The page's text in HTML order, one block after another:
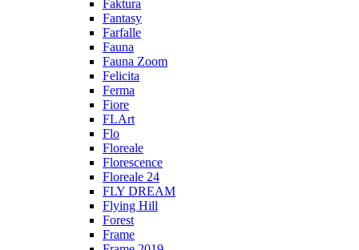
Faktura
Fantasy
Farfalle
Fauna
Fauna Zoom
Felicita
Ferma
Fiore
FLArt
Flo
Floreale
Florescence
Floreale 24
FLY DREAM
Flying Hill
Forest
Frame